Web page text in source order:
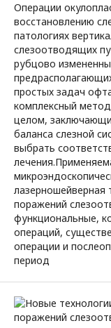
Операции
восстановлению
патологиях
слезоотводящих
рубцово
простых задач
комплексный
целом,
баланса слезной
выбрать
лазерношейверная
поражений
функциональные,
операций,
операции и
период